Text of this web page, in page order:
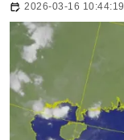
2026-03-16 10:44:19